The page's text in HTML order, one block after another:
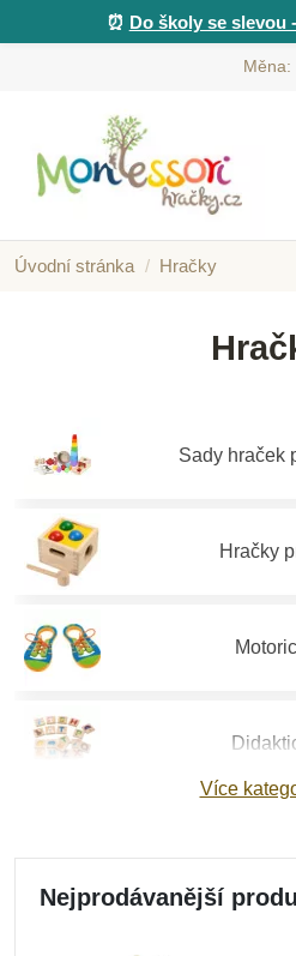
⏰ Do školy se slevou
Měna:
Úvodní stránka Hračky
Sady hraček
Hračky
Více
Nejprodávanější